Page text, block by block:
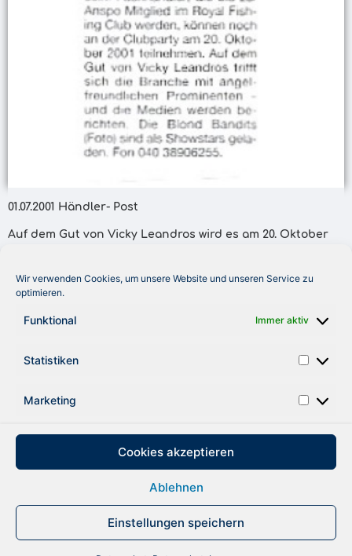
Wir verwenden Cookies, um unsere Website und unseren Service zu
optimieren.
Funktional Immer aktiv
Statistiken
Marketing
Cookies akzeptieren
Ablehnen
Einstellungen speichern
01.07.2001 Händler- Post
Auf dem Gut von Vicky Leandros wird es am 20. Oktober
Fachhändler, die bis zur Anspo Mitglied im Royal Fishing
Club werden, können noch an der Clubparty am 20.
Oktober 2001 teilnehmen. Auf dem Gut von Vicky
Blond Bandits sind als Showstars eingeladen.
DATENSCHUTZ IMPRESSUM